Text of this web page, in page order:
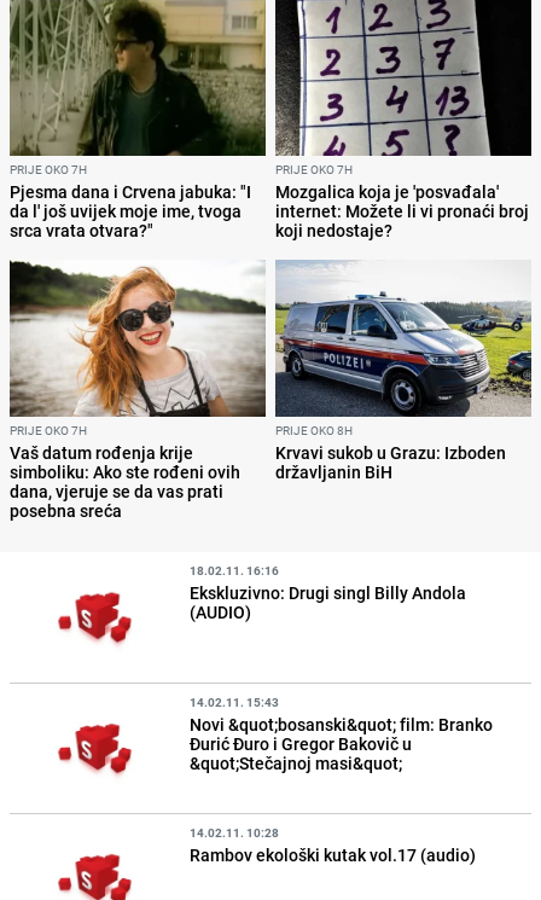
PRIJE OKO 7H
Pjesma dana i Crvena jabuka: "I
da l' još uvijek moje ime, tvoga
srca vrata otvara?"
PRIJE OKO 7H
Mozgalica koja je 'posvađala'
internet: Možete li vi pronaći broj
koji nedostaje?
PRIJE OKO 7H
Vaš datum rođenja krije
simboliku: Ako ste rođeni ovih
dana, vjeruje se da vas prati
posebna sreća
PRIJE OKO 8H
Krvavi sukob u Grazu: Izboden
državljanin BiH
18.02.11. 16:16
Ekskluzivno: Drugi singl Billy Andola
(AUDIO)
14.02.11. 15:43
Novi &quot;bosanski&quot; film: Branko
Đurić Đuro i Gregor Bakovič u
&quot;Stečajnoj masi&quot;
14.02.11. 10:28
Rambov ekološki kutak vol.17 (audio)